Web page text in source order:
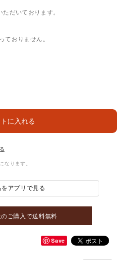
だいております。
ておりません。
に入れる
なります。
アプリで見る
ご購入で送料無料
Save